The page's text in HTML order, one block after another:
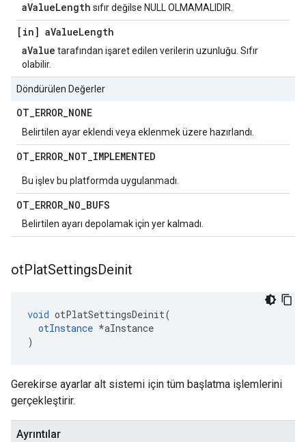
aValueLength sıfır değilse NULL OLMAMALIDIR.
[in] aValueLength
aValue tarafından işaret edilen verilerin uzunluğu. Sıfır
olabilir.
Döndürülen Değerler
OT_ERROR_NONE
Belirtilen ayar eklendi veya eklenmek üzere hazırlandı.
OT_ERROR_NOT_IMPLEMENTED
Bu işlev bu platformda uygulanmadı.
OT_ERROR_NO_BUFS
Belirtilen ayarı depolamak için yer kalmadı.
otPlatSettingsDeinit
void otPlatSettingsDeinit(
otInstance *aInstance
)
Gerekirse ayarlar alt sistemi için tüm başlatma işlemlerini
gerçekleştirir.
Ayrıntılar